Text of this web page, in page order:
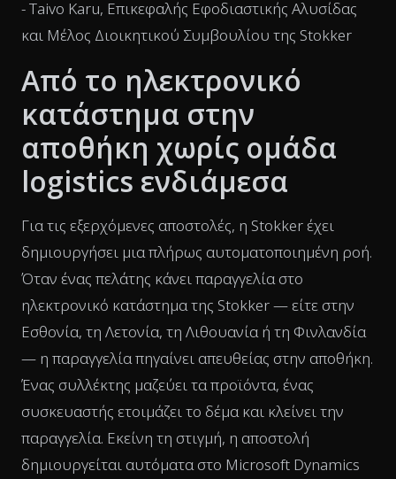
- Taivo Karu, Επικεφαλής Εφοδιαστικής Αλυσίδας
και Μέλος Διοικητικού Συμβουλίου της Stokker
Από το ηλεκτρονικό
κατάστημα στην
αποθήκη χωρίς ομάδα
logistics ενδιάμεσα
Για τις εξερχόμενες αποστολές, η Stokker έχει
δημιουργήσει μια πλήρως αυτοματοποιημένη ροή.
Όταν ένας πελάτης κάνει παραγγελία στο
ηλεκτρονικό κατάστημα της Stokker — είτε στην
Εσθονία, τη Λετονία, τη Λιθουανία ή τη Φινλανδία
— η παραγγελία πηγαίνει απευθείας στην αποθήκη.
Ένας συλλέκτης μαζεύει τα προϊόντα, ένας
συσκευαστής ετοιμάζει το δέμα και κλείνει την
παραγγελία. Εκείνη τη στιγμή, η αποστολή
δημιουργείται αυτόματα στο Microsoft Dynamics